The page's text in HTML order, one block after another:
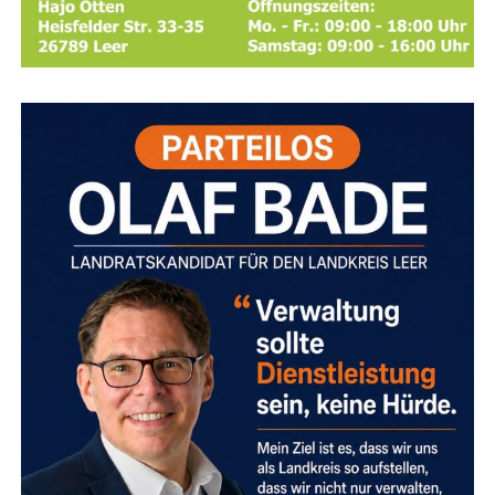
Bin­gu­mer Deich.
Bei­de Abschnit­te wer­den par­al­lel
gesperrt.
Eine Umlei­tung wird über die Zie­ge­lei­
stra­ße,die Ems­stra­ße (B 436) und Am Bin­gu­mer
Deich eingerichtet.
Diens­tag, 11. August, und Mitt­woch, 12. August
2026 (jeweils 07:00 bis 20:00 Uhr): Bing­um­gas­
ter Stra­ße Der gesperr­te Abschnitt befin­det sich
zwi­schen Zie­ge­lei­stra­ße und Efeu­stra­ße.Die
Umlei­tung führt über die Zie­ge­lei­stra­ße und die
Efeustraße.
Don­ners­tag, 13. August, und Frei­tag, 14.
August 2026 (jeweils 07:00 bis 20:00 Uhr):
Weiß­dorn­stra­ße, Rot­dorn­stra­ße, Von-Bodel­
schwingh-Stra­ße
Die­se Stra­ßen wer­den nach­ein­
an­der gesperrt, begin­nend mit der Von-Bodel­
schwingh-Stra­ße. Da es sich hier­bei jeweils um